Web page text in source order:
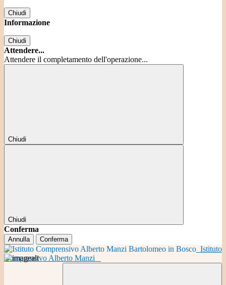
Chiudi
Informazione
Chiudi
Attendere...
Attendere il completamento dell'operazione...
Chiudi
Chiudi
Conferma
Annulla Conferma
Istituto
Comprensivo Alberto Manzi